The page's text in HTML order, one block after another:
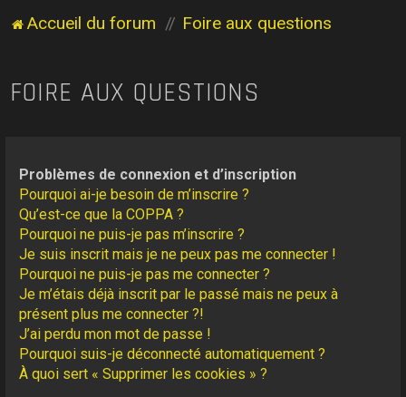
Accueil du forum Foire aux questions
FOIRE AUX QUESTIONS
Problèmes de connexion et d’inscription
Pourquoi ai-je besoin de m’inscrire ?
Qu’est-ce que la COPPA ?
Pourquoi ne puis-je pas m’inscrire ?
Je suis inscrit mais je ne peux pas me connecter !
Pourquoi ne puis-je pas me connecter ?
Je m’étais déjà inscrit par le passé mais ne peux à
présent plus me connecter ?!
J’ai perdu mon mot de passe !
Pourquoi suis-je déconnecté automatiquement ?
À quoi sert « Supprimer les cookies » ?